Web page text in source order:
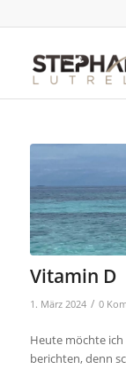
Vitamin D
1. März 2024 / 0
Heute möchte
berichten, denn